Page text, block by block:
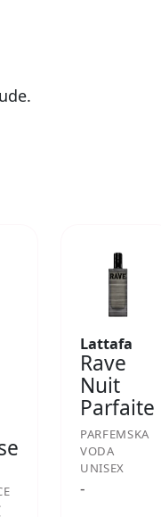
Lattafa
Rave
Nuit
Parfaite
PARFEMSKA
VODA
UNISEX
-